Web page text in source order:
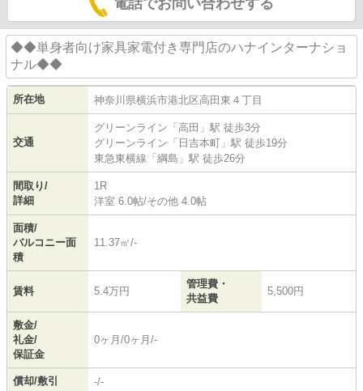
◆◆単身者向け家具家電付き専門店のハナインターナショ
ナル◆◆
所在地 神奈川県横浜市港北区高田東 ４丁目
交通
グリーンライン 「 高田 」駅 徒歩3分
グリーンライン 「 日吉本町 」駅 徒歩19分
東急東横線 「 綱島 」駅 徒歩26分
間取り/
詳細
1R
洋室 6.0帖/その他 4.0帖
面積/
バルコニー面
積
11.37㎡/-
賃料 5.4万円
管理費・
共益費
5,500円
敷金/
礼金/
保証金
0ヶ月/0ヶ月/-
償却/敷引 -/-